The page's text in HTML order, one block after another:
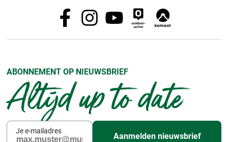
ABONNEMENT OP NIEUWSBRIEF
Altijd up to date
Je e-mailadres
Aanmelden nieuwsbrief